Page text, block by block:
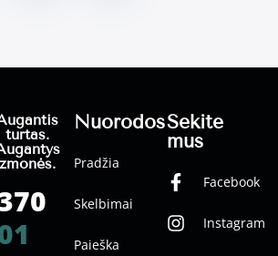
Nuorodos
Pradžia
Skelbimai
Paieška
Sekite
mus
Facebook
Instagram
turtas.
žmonės.